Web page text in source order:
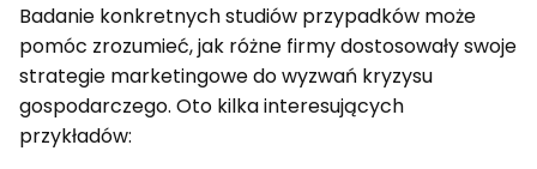
Badanie konkretnych studiów przypadków może
pomóc zrozumieć, jak różne firmy dostosowały swoje
strategie marketingowe do wyzwań kryzysu
gospodarczego. Oto kilka interesujących
przykładów: